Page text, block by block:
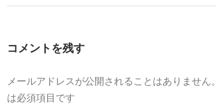
シ
コメントを残す
メールアドレスが公開されることはありません。
は必須項目です